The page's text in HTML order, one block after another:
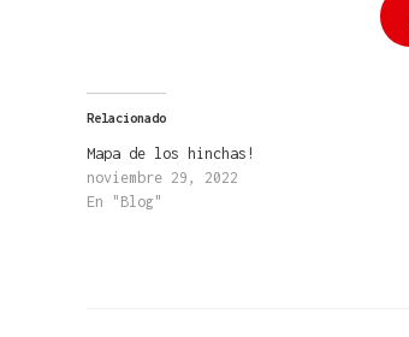
Relacionado
Mapa de los hinchas!
noviembre 29, 2022
En "Blog"